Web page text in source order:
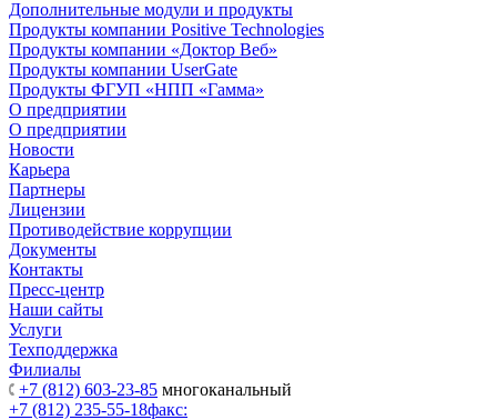
Дополнительные модули и продукты
Продукты компании Positive Technologies
Продукты компании «Доктор Веб»
Продукты компании UserGate
Продукты ФГУП «НПП «Гамма»
О предприятии
О предприятии
Новости
Карьера
Партнеры
Лицензии
Противодействие коррупции
Документы
Контакты
Пресс-центр
Наши сайты
Услуги
Техподдержка
Филиалы
+7 (812) 603-23-85 многоканальный
+7 (812) 235-55-18факс: